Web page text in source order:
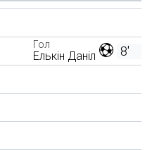
8'
Гол
Елькін Даніл